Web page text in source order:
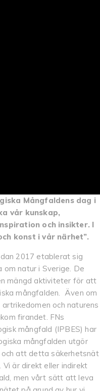
Mångfaldens dag i
vår kunskap,
och insikter. I
konst i vår närhet”.
2017 etablerat sig
natur i Sverige. De
mängd aktiviteter för att
mångfalden. Även om
och naturens
firandet. FNs
mångfald (IPBES) har
mångfalden utgör
att detta säkerhetsnät
Vi är direkt eller indirekt
men vårt sätt att leva